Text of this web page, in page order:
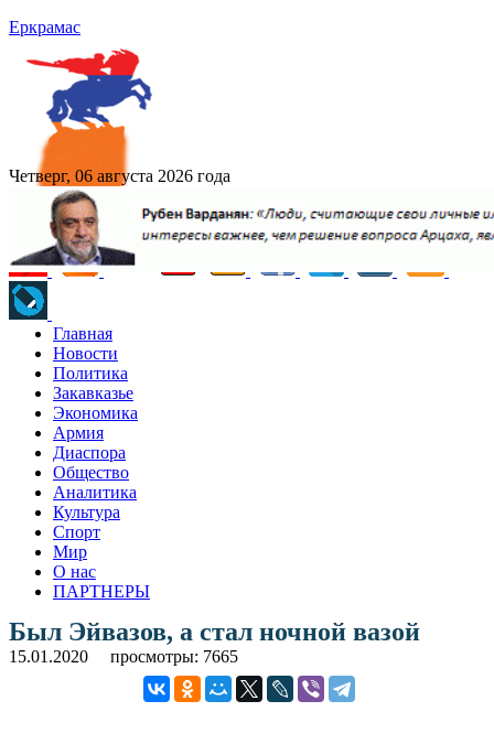
Еркрамас
Четверг, 06 августа 2026 года
Главная
Новости
Политика
Закавказье
Экономика
Армия
Диаспора
Общество
Аналитика
Культура
Спорт
Мир
О нас
ПАРТНЕРЫ
Был Эйвазов, а стал ночной вазой
15.01.2020 просмотры: 7665